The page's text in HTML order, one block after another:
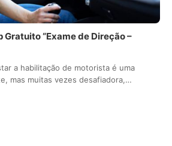
Gratuito “Exame de Direção –
a habilitação de motorista é uma
mas muitas vezes desafiadora,…